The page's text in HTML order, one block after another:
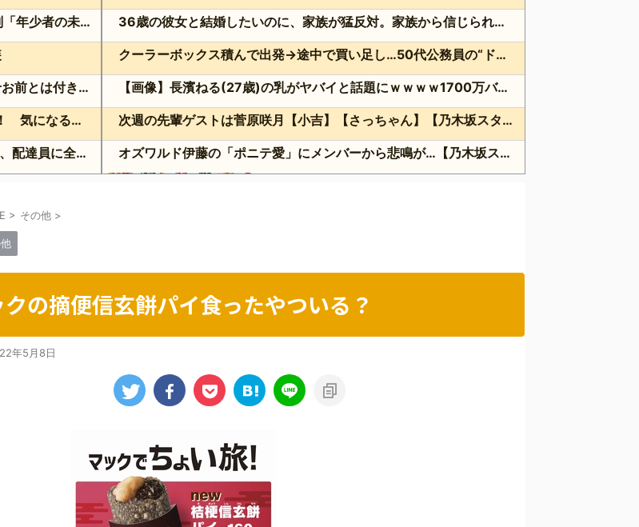
妻子を隠して未成年と交際…福岡地裁が26歳男に実刑「年少者の未熟さにつけ込んだ」
声オタ「あの声優彼氏バレしやがって」 敵「どうせお前とは付き合えないのにｗ」←これ
「VIVANT」第9話前 超異例編成229分異例決定！ 気になる「裏の裏」黒須（松坂桃李）飛び交う考察
ダブルヒガシの東がUber Eatsでお寿司を注文したら、配達員に全て食べられる!?
by livedoor 相互RSS
36歳の彼女と結婚したいのに、家族が猛反対。家族から信じられない言葉が飛び出した… 他
クーラーボックス積んで出発→途中で買い足し…50代公務員の“ドライブ”が地獄すぎた 他
【画像】長濱ねる(27歳)の乳がヤバイと話題にｗｗｗｗ1700万バズｗｗｗｗｗｗｗｗｗｗ 他
次週の先輩ゲストは菅原咲月【小吉】【さっちゃん】【乃木坂スター誕生！SIX】【乃木坂46】
オズワルド伊藤の「ポニテ愛」にメンバーから悲鳴が…【乃木坂スター誕生！SIX】【乃木坂46】
> その他 >
クの摘便信玄餅パイ食ったやついる？
年5月8日